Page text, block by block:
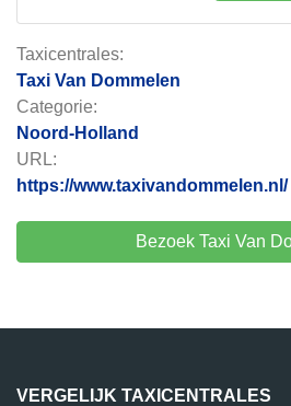
Taxicentrales:
Taxi Van Dommelen
Categorie:
Noord-Holland
URL:
https://www.taxivandommelen.nl/
Bezoek Taxi Van
VERGELIJK TAXICENTRALES